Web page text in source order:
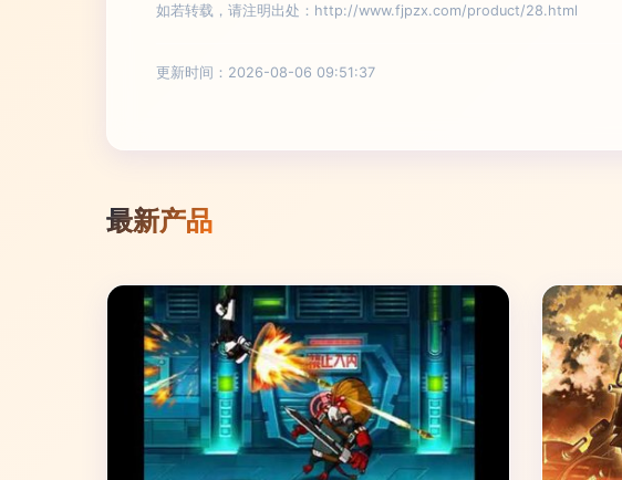
如若转载，请注明出处：http://www.fjpzx.com/product/28.html
更新时间：2026-08-06 09:51:37
最新产品